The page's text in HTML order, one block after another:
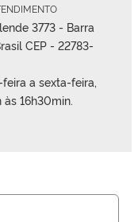
3773 - Barra
CEP - 22783-
a sexta-feira,
16h30min.